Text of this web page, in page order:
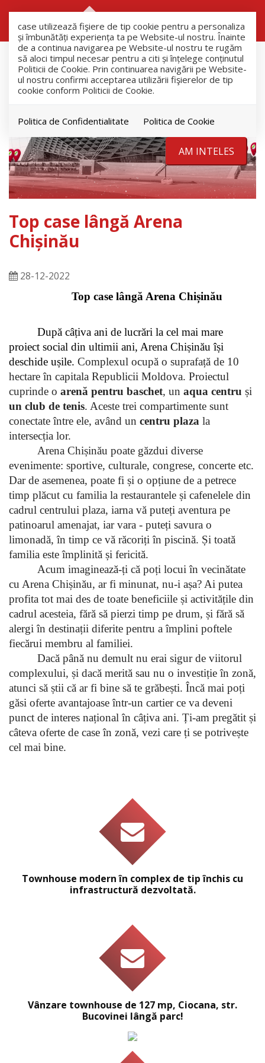
case utilizează fişiere de tip cookie pentru a personaliza
și îmbunătăți experiența ta pe Website-ul nostru. Înainte
de a continua navigarea pe Website-ul nostru te rugăm
să aloci timpul necesar pentru a citi și înțelege conținutul
Politicii de Cookie. Prin continuarea navigării pe Website-
ul nostru confirmi acceptarea utilizării fişierelor de tip
cookie conform Politicii de Cookie.
Politica de Confidentialitate Politica de Cookie
AM INTELES
Top case lângă Arena
Chișinău
28-12-2022
Top case lângă Arena Chișinău
După câțiva ani de lucrări la cel mai mare
proiect social din ultimii ani, Arena Chișinău își
deschide ușile. Complexul ocupă o suprafață de 10
hectare în capitala Republicii Moldova. Proiectul
cuprinde o arenă pentru baschet, un aqua centru
un club de tenis. Aceste trei compartimente sunt
conectate între ele, având un centru plaza la
intersecția lor.
Arena Chișinău poate găzdui diverse
evenimente: sportive, culturale, congrese, concerte etc.
Dar de asemenea, poate fi și o opțiune de a petrece
timp plăcut cu familia la restaurantele și cafenelele din
cadrul centrului plaza, iarna vă puteți aventura pe
patinoarul amenajat, iar vara - puteți savura o
limonadă, în timp ce vă răcoriți în piscină. Și toată
familia este împlinită și fericită.
Acum imaginează-ți că poți locui în vecinătate
cu Arena Chișinău, ar fi minunat, nu-i așa? Ai putea
profita tot mai des de toate beneficiile și activitățile din
cadrul acesteia, fără să pierzi timp pe drum, și fără să
alergi în destinații diferite pentru a împlini poftele
fiecărui membru al familiei.
Dacă până nu demult nu erai sigur de viitorul
complexului, și dacă merită sau nu o investiție în zonă,
atunci să știi că ar fi bine să te grăbești. Încă mai poți
găsi oferte avantajoase într-un cartier ce va deveni
punct de interes național în câțiva ani. Ți-am pregătit și
câteva oferte de case în zonă, vezi care ți se potrivește
cel mai bine.
Townhouse modern în complex de tip închis cu
infrastructură dezvoltată.
Vânzare townhouse de 127 mp, Ciocana, str.
Bucovinei lângă parc!